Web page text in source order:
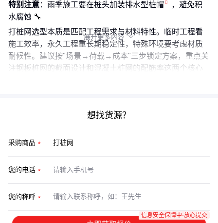
特别注意：雨季施工要在桩头加装排水型桩帽
，避免积
水腐蚀 🔧
打桩网选型本质是匹配工程需求与材料特性。临时工程看
施工效率，永久工程重长期稳定性，特殊环境要考虑材质
耐候性。建议按"场景→荷载→成本"三步锁定方案，重点关
注钢板桩网的截面设计和混凝土桩网的配筋率这两个核心
展开更多内容 
想找货源？
采购商品
您的电话
您的称呼
信息安全保障中·放心提交